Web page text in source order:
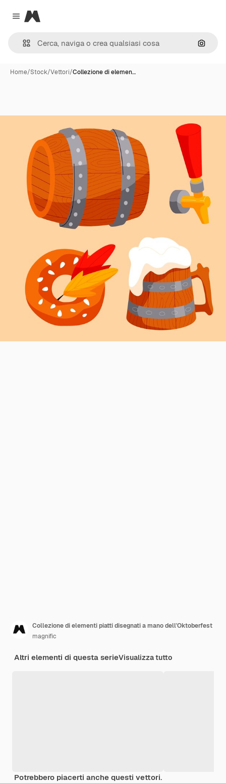
Close menu
Magnific
Cerca
Home/Stock/Vettori/Collezione di elemen…
Collezione di elementi piatti disegnati a mano dell'Oktoberfest
magnific
Altri elementi di questa serieVisualizza tutto
Potrebbero piacerti anche questi vettori.